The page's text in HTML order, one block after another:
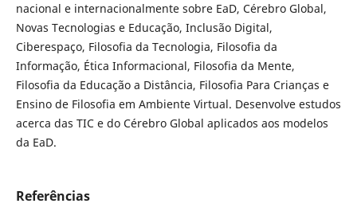
nacional e internacionalmente sobre EaD, Cérebro Global,
Novas Tecnologias e Educação, Inclusão Digital,
Ciberespaço, Filosofia da Tecnologia, Filosofia da
Informação, Ética Informacional, Filosofia da Mente,
Filosofia da Educação a Distância, Filosofia Para Crianças e
Ensino de Filosofia em Ambiente Virtual. Desenvolve estudos
acerca das TIC e do Cérebro Global aplicados aos modelos
da EaD.
Referências